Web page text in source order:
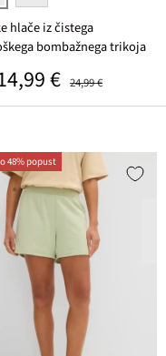
potiskana
opalno zelena
hlače iz čistega
bombažnega trikoja
cena
€ 24,99 €
48% popust